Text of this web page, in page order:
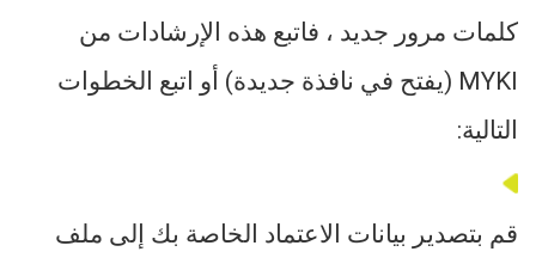
كلمات مرور جديد ، فاتبع هذه الإرشادات من
MYKI (يفتح في نافذة جديدة) أو اتبع الخطوات
التالية:
قم بتصدير بيانات الاعتماد الخاصة بك إلى ملف